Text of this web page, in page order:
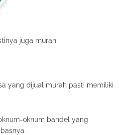
juga murah.
yang dijual murah pasti memiliki
oknum bandel yang